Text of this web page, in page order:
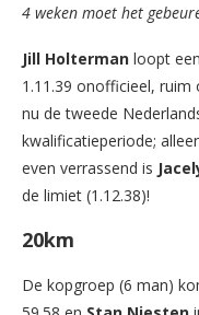
4 weken moet het
Jill Holterman loopt
1.11.39 onofficieel, ruim
nu de tweede
kwalificatieperiode;
even verrassend is
de limiet (1.12.38)!
20km
De kopgroep (6 man)